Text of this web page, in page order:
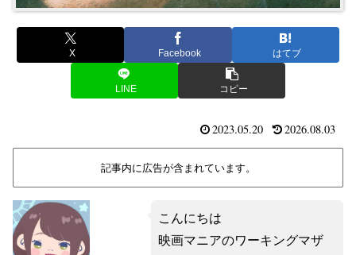
X Facebook はてブ
LINE コピー
2023.05.20 2026.08.03
記事内に広告が含まれています。
こんにちは
映画マニアのワーキングマザ